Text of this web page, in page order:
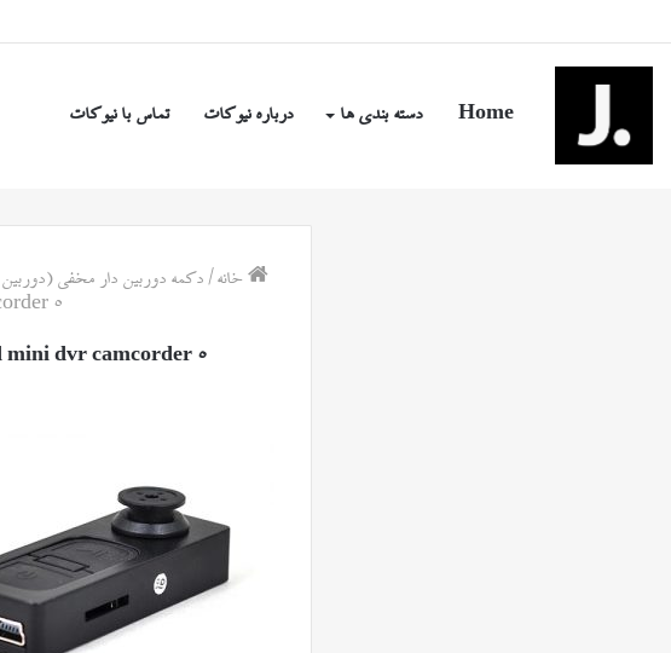
Home دسته بندی ها درباره نیوکات تماس با نیوکات
خانه / دکمه دوربین دار مخفی
5
mini dvr camcorder 5